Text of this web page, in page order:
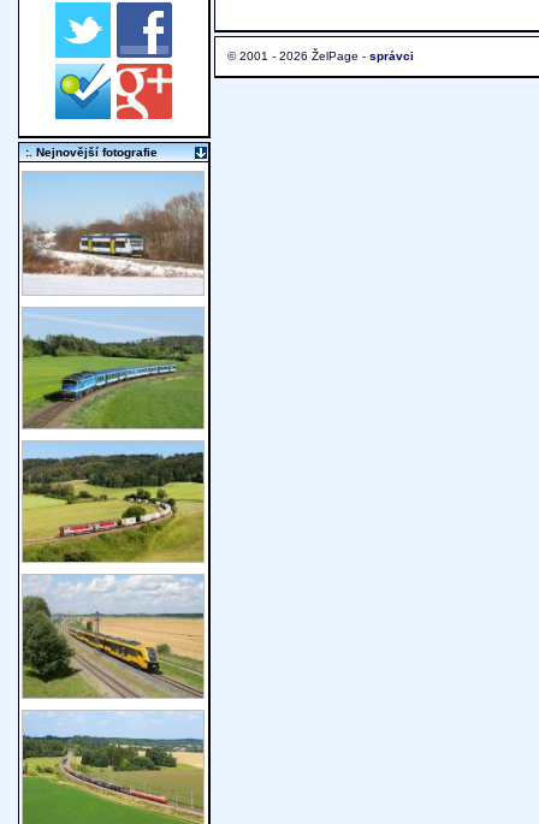
© 2001 - 2026 ŽelPage - správci
:. Nejnovější fotografie